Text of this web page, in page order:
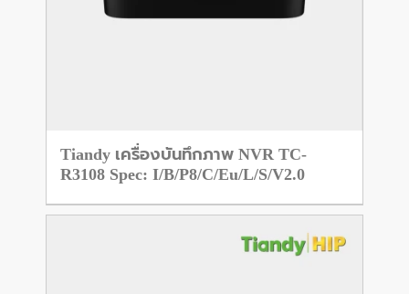
Tiandy เครื่องบันทึกภาพ NVR TC-
R3108 Spec: I/B/P8/C/Eu/L/S/V2.0